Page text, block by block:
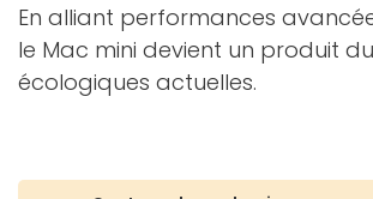
En alliant performances
le Mac mini devient un produit
écologiques actuelles.